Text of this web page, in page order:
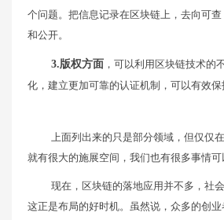
个问题。把信息记录在区块链上，去向可
和公开。
3.版权方面 ，可以利用区块链技术的
化，建立更加可靠的认证机制，可以有效保
上面列出来的只是部分领域，但仅仅
就有很大的施展空间，我们也有很多事情可
现在，区块链的落地应用并不多，社
这正是布局的好时机。虽然说，众多的创